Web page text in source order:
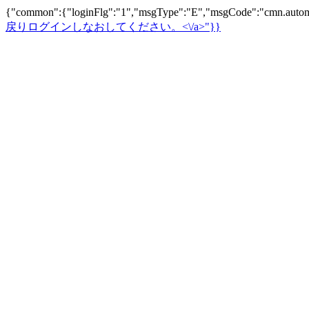
戻りログインしなおしてください。<\/a>"}}